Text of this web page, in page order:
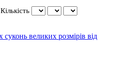
Кількість